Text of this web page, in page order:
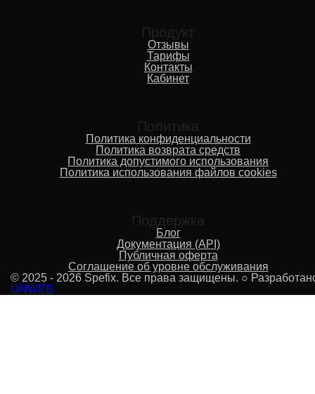
Продукт
Отзывы
Тарифы
Контакты
Кабинет
Политика
Политика конфиденциальности
Политика возврата средств
Политика допустимого использования
Политика использования файлов cookies
Поддержка
Блог
Документация (API)
Публичная оферта
Соглашение об уровне обслуживания
© 2025 - 2026 Spefix. Все права защищены. ○
UNWEB